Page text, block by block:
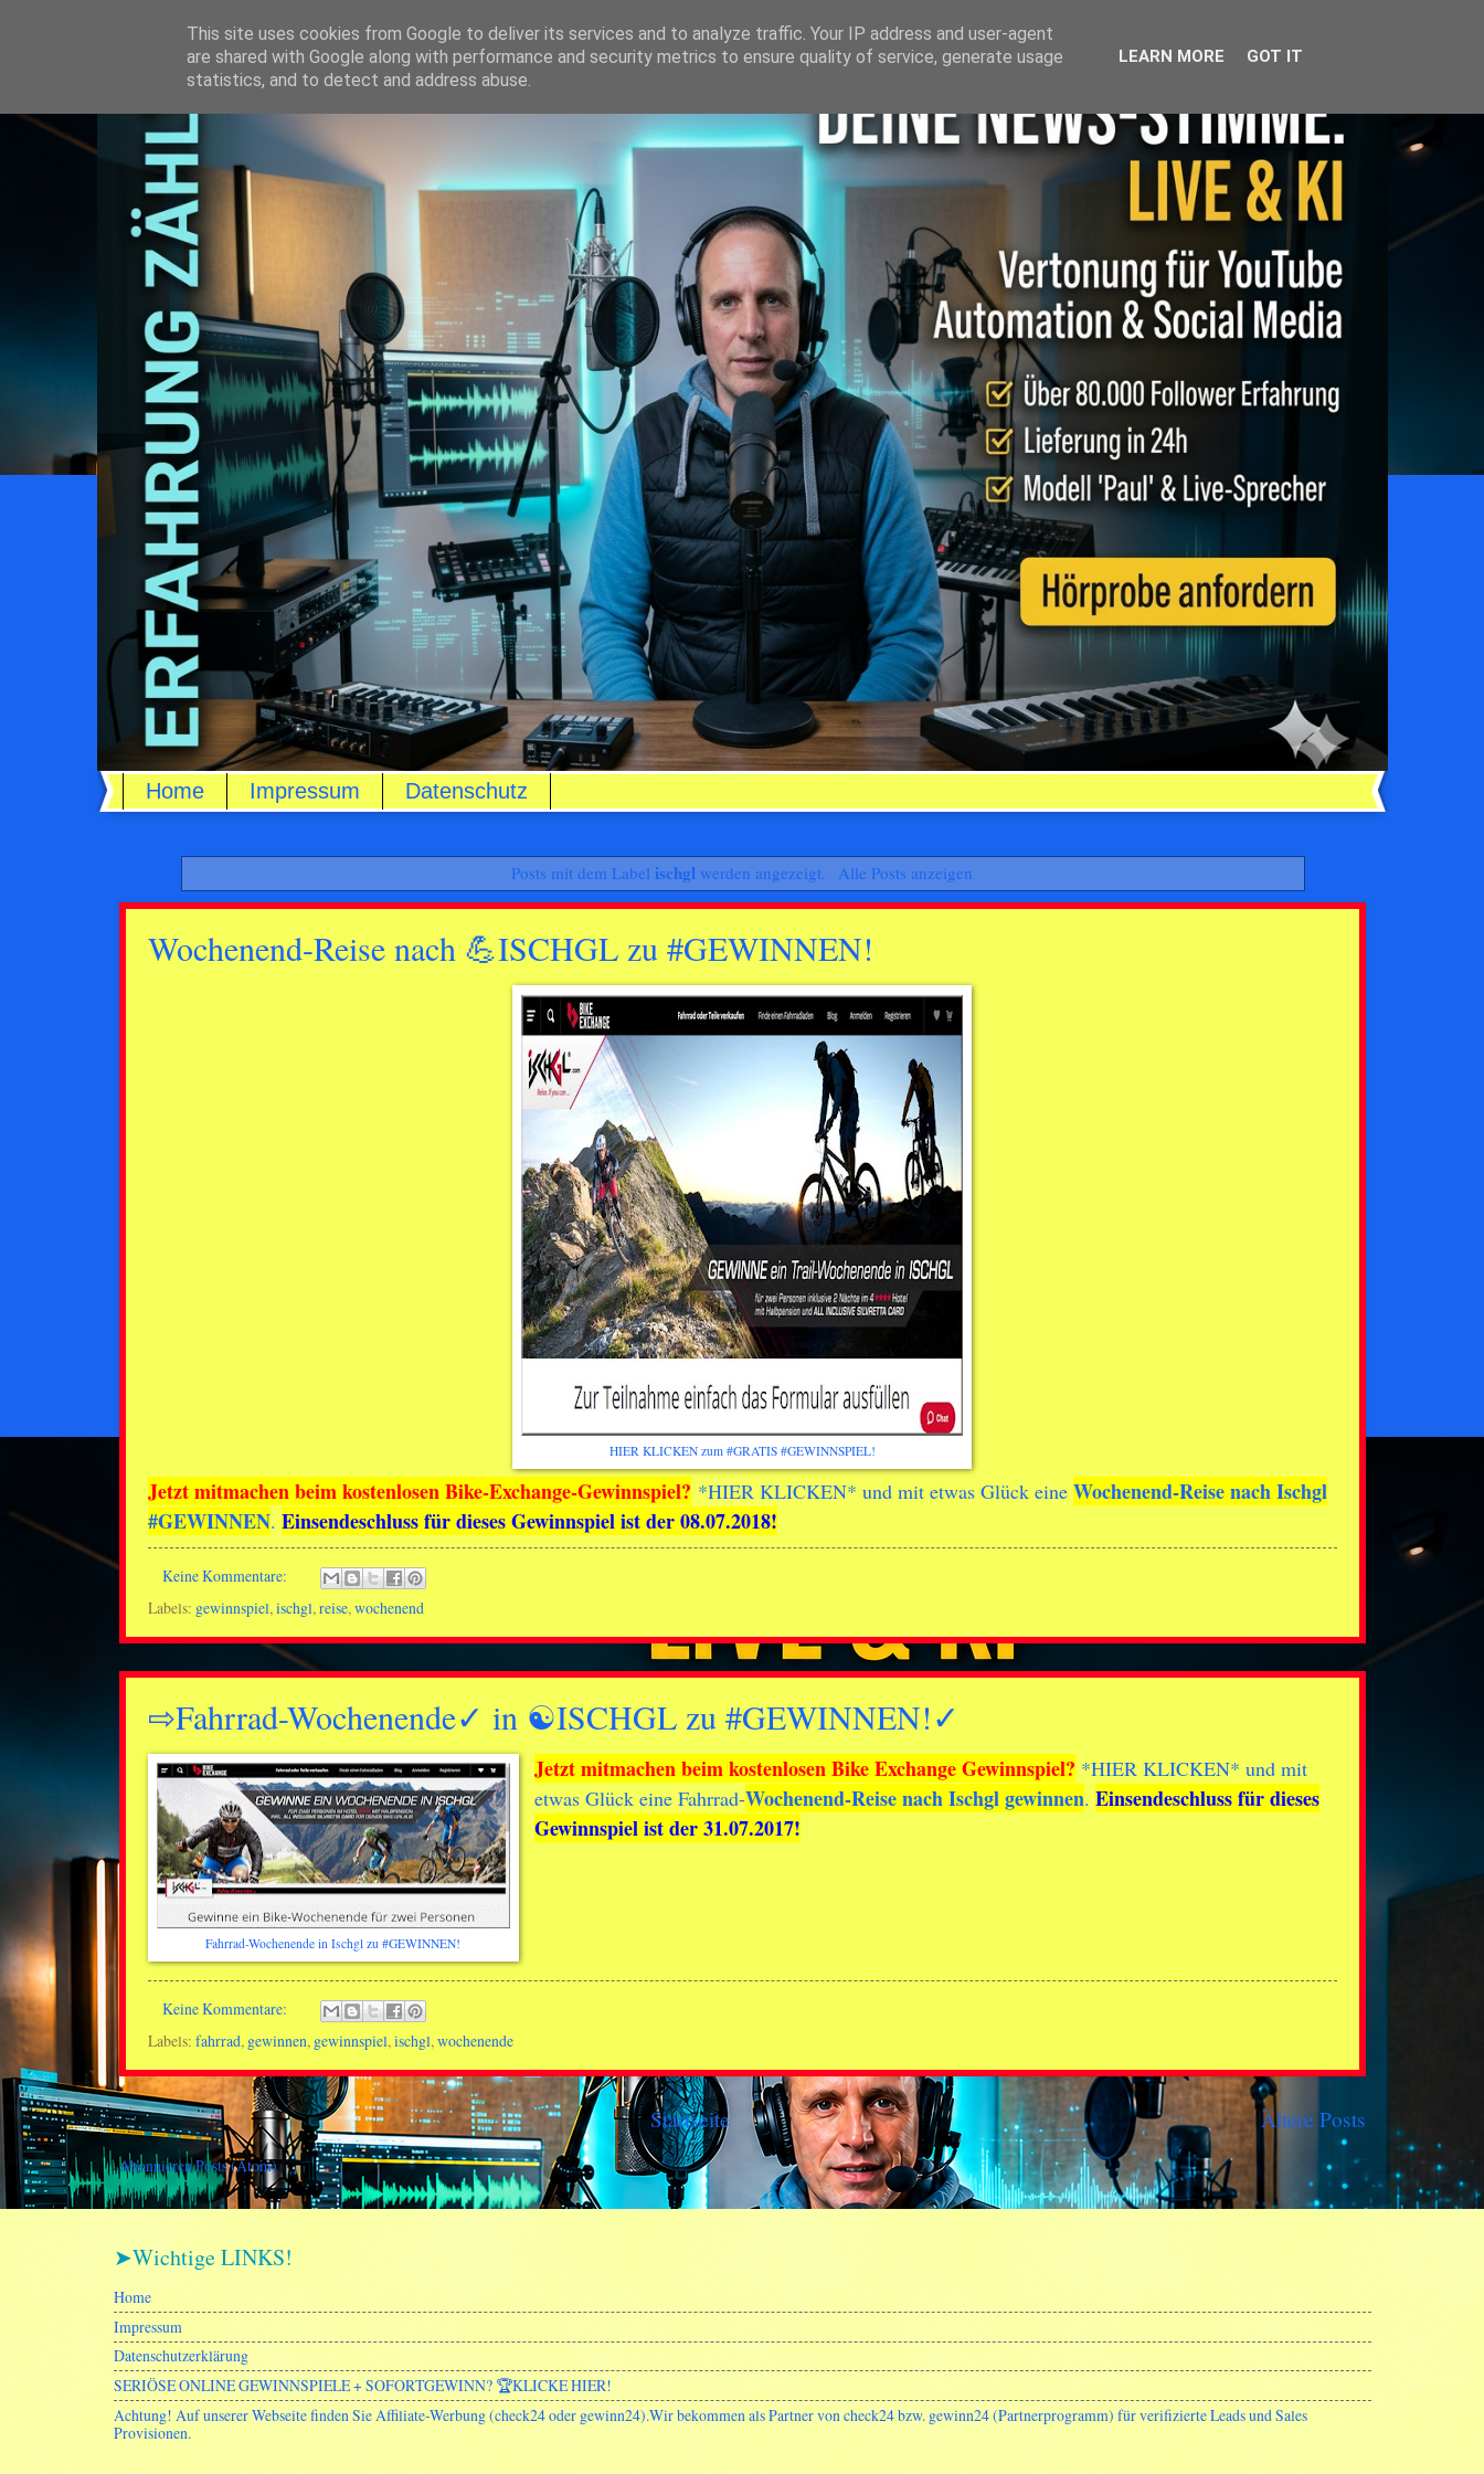
Home Impressum Datenschutz
Posts mit dem Labelischgl werden angezeigt. Alle Posts anzeigen
Wochenend-Reise nach 💪ISCHGL zu #GEWINNEN!
HIER KLICKEN zum #GRATIS #GEWINNSPIEL!
Jetzt mitmachen beim kostenlosen Bike-Exchange-Gewinnspiel? *HIER KLICKEN* und mit etwas Glück eine Wochenend-Reise nach Ischgl
#GEWINNEN. Einsendeschluss für dieses Gewinnspiel ist der 08.07.2018!
Keine Kommentare:
Labels: gewinnspiel,ischgl,reise,wochenend
⇨Fahrrad-Wochenende✓ in ☯ISCHGL zu #GEWINNEN!✓
Fahrrad-Wochenende in Ischgl zu #GEWINNEN!
Jetzt mitmachen beim kostenlosen Bike Exchange Gewinnspiel? *HIER KLICKEN* und mit
etwas Glück eine Fahrrad-Wochenend-Reise nach Ischgl gewinnen. Einsendeschluss für dieses
Gewinnspiel ist der 31.07.2017!
Keine Kommentare:
Labels: fahrrad, gewinnen, gewinnspiel,ischgl,wochenende
Ältere Posts
Startseite
AbonnierenPosts (Atom)
➤Wichtige LINKS!
Home
Impressum
Datenschutzerklärung
SERIÖSE ONLINE GEWINNSPIELE + SOFORTGEWINN? 🏆KLICKE HIER!
Achtung! Auf unserer Webseite finden Sie Affiliate-Werbung (check24 oder gewinn24).Wir bekommen als Partner von check24 bzw. gewinn24 (Partnerprogramm) für verifizierte Leads und Sales
Provisionen.
This site uses cookies from Google to deliver its services and to analyze traffic. Your IP address and user-agent
are shared with Google along with performance and security metrics to ensure quality of service, generate usage
statistics, and to detect and address abuse.
LEARN MORE GOT IT